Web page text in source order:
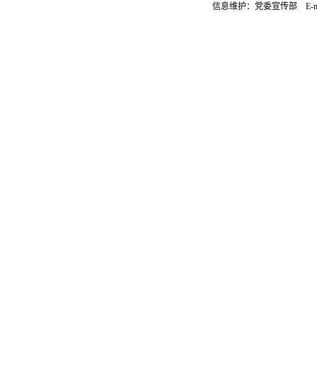
信息维护：党委宣传部 E-